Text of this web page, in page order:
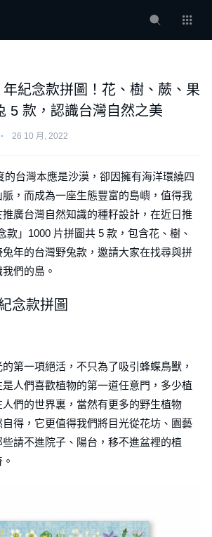
紀念款拼圖！花、樹、蕨、果
5 款，認識台灣自然之美
⋅ 26 10 月, 2022
的台灣本應是沙漠，卻因擁有海洋環繞四
，而成為一座生態豐富的島嶼，值得我
廣台灣自然知識的種籽設計，在近日推
款」1000 片拼圖共 5 款，包含花、樹、
年的台灣野兔款，邀請大家在找尋與拼
們的島。
念款拼圖
第一項絕活，不只為了吸引蜂蝶鳥獸，
人們喜歡植物的第一道任意門，多少植
們的世界裏，當然有更多的野生植物
自得，它更值得我們將目光從花坊、園藝
請不進院子、陽台，移不進盆裡的植